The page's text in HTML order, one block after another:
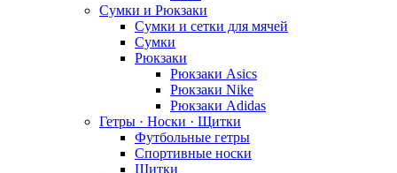
Сумки и Рюкзаки
Сумки и сетки для мячей
Сумки
Рюкзаки
Рюкзаки Asics
Рюкзаки Nike
Рюкзаки Adidas
Гетры · Носки · Щитки
Футбольные гетры
Спортивные носки
Щитки